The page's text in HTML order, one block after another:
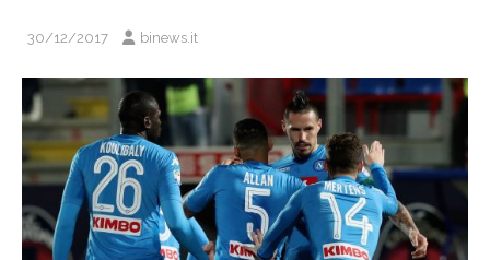
30/12/2017 binews.it